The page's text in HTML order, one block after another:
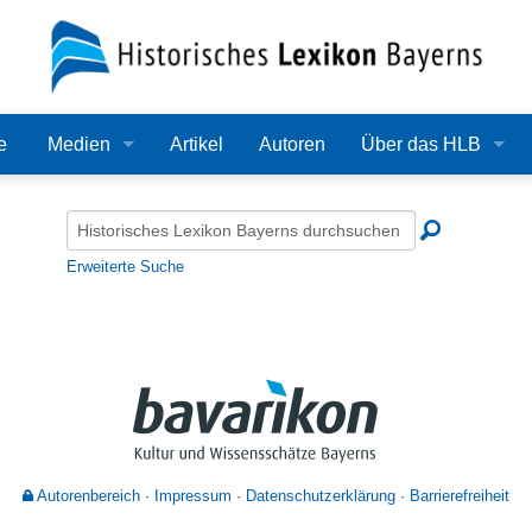
Medien
Audio
Alle Dateien
Artikel Autoren Über das HLB
Redaktion
Bearbeitungsstand
Zehn Jahre HLB
Erweiterte Suche
Autorenbereich Impressum Datenschutzerklärung Barrierefreiheit